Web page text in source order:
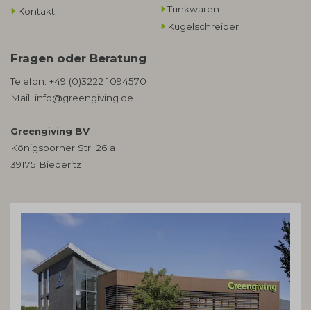
Kontakt
Trinkwaren
Kugelschreiber
Fragen oder Beratung
Telefon: +49 (0)3222 1094570
Mail: info@greengiving.de
Greengiving BV
Königsborner Str. 26 a
39175 Biederitz